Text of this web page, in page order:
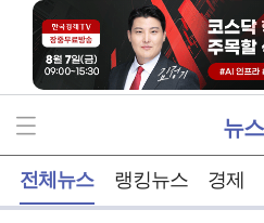
뉴스
전체뉴스 랭킹뉴스 경제